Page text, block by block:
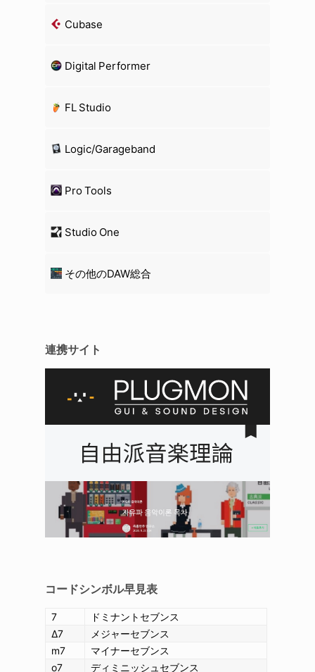
Cubase
Digital Performer
FL Studio
Logic/Garageband
Pro Tools
Studio One
その他のDAW総合
連携サイト
コードシンボル早見表
7
ドミナントセブンス
Δ7
メジャーセブンス
m7
マイナーセブンス
o7
ディミニッシュセブンス